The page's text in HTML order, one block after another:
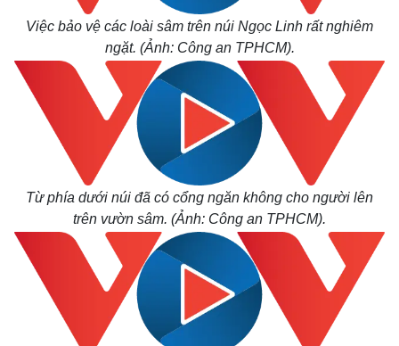
Việc bảo vệ các loài sâm trên núi Ngọc Linh rất nghiêm
ngặt. (Ảnh: Công an TPHCM).
Từ phía dưới núi đã có cổng ngăn không cho người lên
trên vườn sâm. (Ảnh: Công an TPHCM).